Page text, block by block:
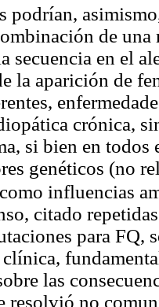
podrían,
de
secuencia en el
la aparición de
crónica,
si bien en
genéticos (no
influencias
citado
para
las
resolvió no